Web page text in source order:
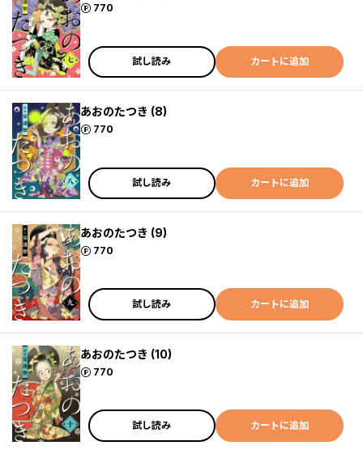
770
ポイント
試し読み カートに追加
あおのたつき (8)
770
ポイント
試し読み カートに追加
あおのたつき (9)
770
ポイント
試し読み カートに追加
あおのたつき (10)
770
ポイント
試し読み カートに追加